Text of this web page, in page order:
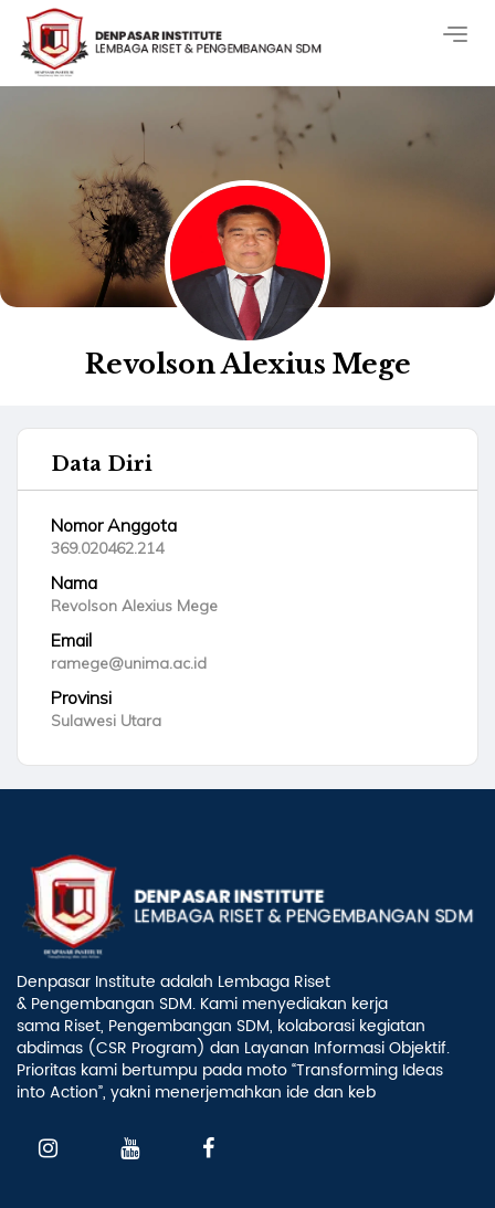
Revolson Alexius Mege
Data Diri
Nomor Anggota
369.020462.214
Nama
Revolson Alexius Mege
Email
ramege@unima.ac.id
Provinsi
Sulawesi Utara
Denpasar Institute adalah Lembaga Riset
& Pengembangan SDM. Kami menyediakan kerja
sama Riset, Pengembangan SDM, kolaborasi kegiatan
abdimas (CSR Program) dan Layanan Informasi Objektif.
Prioritas kami bertumpu pada moto “Transforming Ideas
into Action”, yakni menerjemahkan ide dan keb